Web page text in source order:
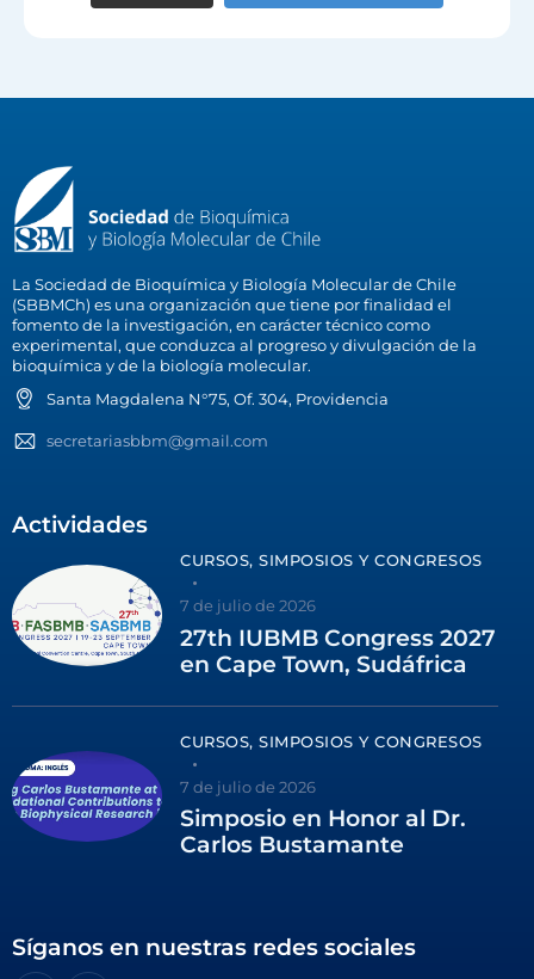
La Sociedad de Bioquímica y Biología Molecular de Chile
(SBBMCh) es una organización que tiene por finalidad el
fomento de la investigación, en carácter técnico como
experimental, que conduzca al progreso y divulgación de la
bioquímica y de la biología molecular.
Santa Magdalena N°75, Of. 304, Providencia
secretariasbbm@gmail.com
Actividades
CURSOS, SIMPOSIOS Y CONGRESOS
7 de julio de 2026
27th IUBMB Congress 2027
en Cape Town, Sudáfrica
CURSOS, SIMPOSIOS Y CONGRESOS
7 de julio de 2026
Simposio en Honor al Dr.
Carlos Bustamante
Síganos en nuestras redes sociales